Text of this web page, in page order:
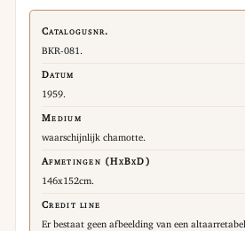
Catalogusnr.
BKR-081.
Datum
1959.
Medium
waarschijnlijk chamotte.
Afmetingen (HxBxD)
146x152cm.
Credit line
Er bestaat geen afbeelding van een